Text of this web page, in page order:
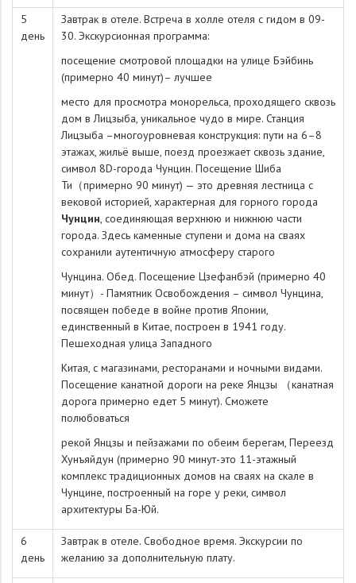
5
день
Завтрак в отеле. Встреча в холле отеля с гидом в 09-
30. Экскурсионная программа:
посещение смотровой площадки на улице Бэйбинь
(примерно 40 минут)– лучшее
место для просмотра монорельса, проходящего сквозь
дом в Лицзыба, уникальное чудо в мире. Станция
Лицзыба –многоуровневая конструкция: пути на 6–8
этажах, жильё выше, поезд проезжает сквозь здание,
символ 8D-города Чунцин. Посещение Шиба
Ти（примерно 90 минут) — это древняя лестница с
вековой историей, характерная для горного города
Чунцин, соединяющая верхнюю и нижнюю части
города. Здесь каменные ступени и дома на сваях
сохранили аутентичную атмосферу старого
Чунцина. Обед. Посещение Цзефанбэй (примерно 40
минут）- Памятник Освобождения – символ Чунцина,
посвящен победе в войне против Японии,
единственный в Китае, построен в 1941 году.
Пешеходная улица Западного
Китая, с магазинами, ресторанами и ночными видами.
Посещение канатной дороги на реке Янцзы （канатная
дорога примерно едет 5 минут). Сможете
полюбоваться
рекой Янцзы и пейзажами по обеим берегам, Переезд
Хунъяйдун (примерно 90 минут-это 11-этажный
комплекс традиционных домов на сваях на скале в
Чунцине, построенный на горе у реки, символ
архитектуры Ба-Юй.
6
день
Завтрак в отеле. Свободное время. Экскурсии по
желанию за дополнительную плату.